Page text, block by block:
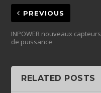
PREVIOUS
INPOWER nouveaux capteurs
de puissance
RELATED POSTS